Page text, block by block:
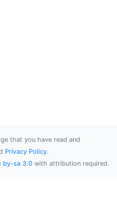
that you have read and
Privacy Policy.
by-sa 3.0 with attribution required.